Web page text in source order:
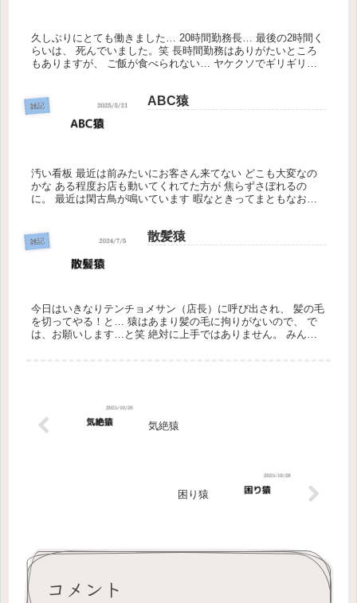
久しぶりにとても働きました… 20時間勤務長… 最後の2時間く
らいは、 死んでいました。笑 長時間勤務はありがたいところ
もありますが、 ご飯が食べられない… ヤケクソでギリギリで
雑記 ABC猿
汚い看板 最近は前みたいにお客さん来てない どこも大変なの
かな ある程度お店も動いてくれてた方が 焦らずさぼれるの
に。 最近は閑古鳥が鳴いています 暇なときってまともなお客
雑記 散髪猿
今日はいきなりテンチョメサン（店長）に呼び出され、 髪の毛
を切ってやる！と… 猿はあまり髪の毛に拘りがないので、 で
は、お願いします…と笑 絶対に上手ではありません。 みんな
気絶猿
困り猿
コメント